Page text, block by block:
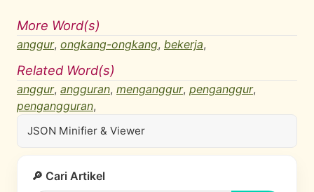
More Word(s)
anggur, ongkang-ongkang, bekerja,
Related Word(s)
anggur, angguran, menganggur, penganggur,
pengangguran,
JSON Minifier & Viewer
🔎 Cari Artikel